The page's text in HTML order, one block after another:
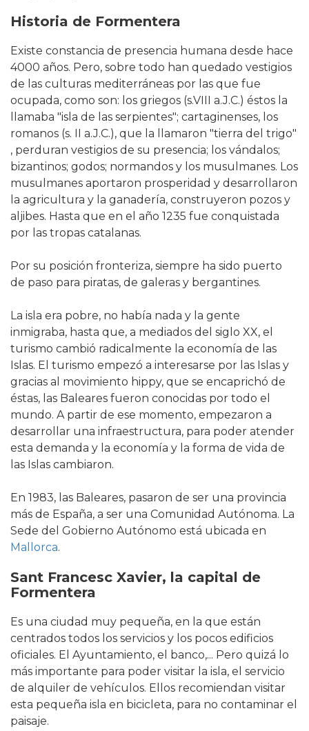
Historia de Formentera
Existe constancia de presencia humana desde hace
4000 años. Pero, sobre todo han quedado vestigios
de las culturas mediterráneas por las que fue
ocupada, como son: los griegos (s.VIII a.J.C.) éstos la
llamaba "isla de las serpientes"; cartaginenses, los
romanos (s. II a.J.C.), que la llamaron "tierra del trigo"
, perduran vestigios de su presencia; los vándalos;
bizantinos; godos; normandos y los musulmanes. Los
musulmanes aportaron prosperidad y desarrollaron
la agricultura y la ganadería, construyeron pozos y
aljibes. Hasta que en el año 1235 fue conquistada
por las tropas catalanas.
Por su posición fronteriza, siempre ha sido puerto
de paso para piratas, de galeras y bergantines.
La isla era pobre, no había nada y la gente
inmigraba, hasta que, a mediados del siglo XX, el
turismo cambió radicalmente la economía de las
Islas. El turismo empezó a interesarse por las Islas y
gracias al movimiento hippy, que se encaprichó de
éstas, las Baleares fueron conocidas por todo el
mundo. A partir de ese momento, empezaron a
desarrollar una infraestructura, para poder atender
esta demanda y la economía y la forma de vida de
las Islas cambiaron.
En 1983, las Baleares, pasaron de ser una provincia
más de España, a ser una Comunidad Autónoma. La
Sede del Gobierno Autónomo está ubicada en
Mallorca.
Sant Francesc Xavier, la capital de
Formentera
Es una ciudad muy pequeña, en la que están
centrados todos los servicios y los pocos edificios
oficiales. El Ayuntamiento, el banco,... Pero quizá lo
más importante para poder visitar la isla, el servicio
de alquiler de vehículos. Ellos recomiendan visitar
esta pequeña isla en bicicleta, para no contaminar el
paisaje.